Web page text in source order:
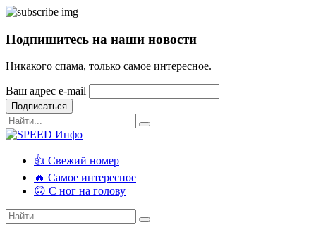
Подпишитесь на наши новости
Никакого спама, только самое интересное.
Ваш адрес e-mail
Подписаться
👍 Свежий номер
🔥 Самое интересное
🙃 С ног на голову